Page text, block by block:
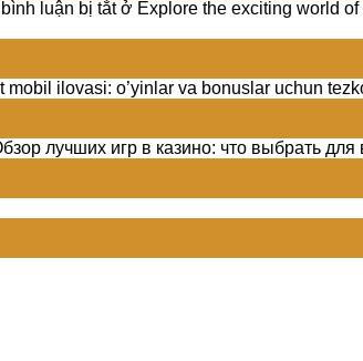
luận bị tắtở Explore the exciting world of
ilovasi: o’yinlar va bonuslar uchun
лучших игр в казино: что выбрать для